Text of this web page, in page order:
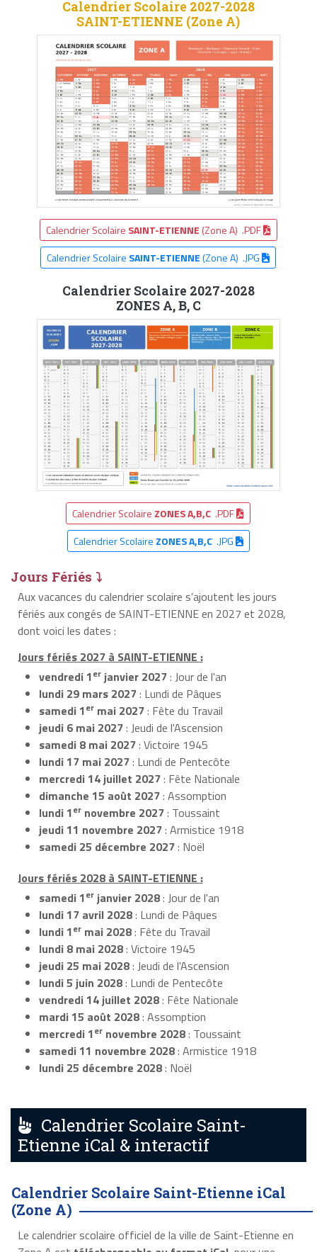
Calendrier Scolaire 2027-2028
SAINT-ETIENNE (Zone A)
Calendrier Scolaire SAINT-ETIENNE (Zone A) .PDF
Calendrier Scolaire SAINT-ETIENNE(Zone A) .JPG
Calendrier Scolaire 2027-2028
ZONES A, B, C
Calendrier Scolaire ZONES A,B,C .PDF
Calendrier Scolaire ZONES A,B,C.JPG
Jours Fériés ⤵
Aux vacances du calendrier scolaire s’ajoutent les jours
fériés aux congés de SAINT-ETIENNE en 2027 et 2028,
dont voici les dates :
Jours fériés 2027 à SAINT-ETIENNE :
vendredi 1er janvier 2027: Jour de l'an
lundi 29 mars 2027: Lundi de Pâques
samedi 1er mai 2027: Fête du Travail
jeudi 6 mai 2027: Jeudi de l'Ascension
samedi 8 mai 2027: Victoire 1945
lundi 17 mai 2027: Lundi de Pentecôte
mercredi 14 juillet 2027: Fête Nationale
dimanche 15 août 2027: Assomption
lundi 1er novembre 2027: Toussaint
jeudi 11 novembre 2027: Armistice 1918
samedi 25 décembre 2027: Noël
Jours fériés 2028 à SAINT-ETIENNE :
samedi 1er janvier 2028: Jour de l'an
lundi 17 avril 2028: Lundi de Pâques
lundi 1er mai 2028: Fête du Travail
lundi 8 mai 2028: Victoire 1945
jeudi 25 mai 2028: Jeudi de l'Ascension
lundi 5 juin 2028: Lundi de Pentecôte
vendredi 14 juillet 2028: Fête Nationale
mardi 15 août 2028: Assomption
mercredi 1er novembre 2028: Toussaint
samedi 11 novembre 2028: Armistice 1918
lundi 25 décembre 2028: Noël
Calendrier Scolaire Saint-
Etienne iCal & interactif
Calendrier Scolaire Saint-Etienne iCal
(Zone A)
Le calendrier scolaire officiel de la ville de Saint-Etienne en